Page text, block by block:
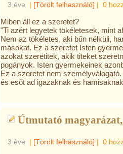
3 éve | [Törölt felhasználó] | 0
Miben áll ez a szeretet?
"Ti azért legyetek tökéletesek, mint
Nem az tökéletes, aki bűn nélküli,
másokat. Ez a szeretet Isten
azokat szeretitek, akik titeket
pogányok. Isten gyermekeinek
Ez a szeretet nem
és esőt ad igazaknak és
Útmutató
3 éve | [Törölt felhasználó] | 0